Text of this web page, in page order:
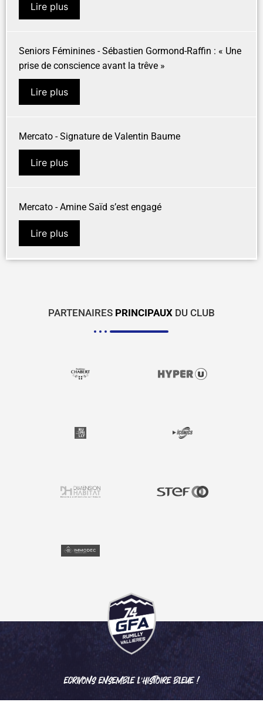
Lire plus
Seniors Féminines - Sébastien Gormond-Raffin : « Une
prise de conscience avant la trêve »
Lire plus
Mercato - Signature de Valentin Baume
Lire plus
Mercato - Amine Saïd s’est engagé
Lire plus
PARTENAIRES PRINCIPAUX DU CLUB
ECRIVONS ENSEMBLE L'HISTOIRE BLEUE !